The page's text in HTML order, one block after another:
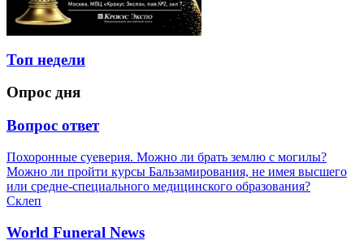
Топ недели
Опрос дня
Вопрос ответ
Похоронные суеверия. Можно ли брать землю с могилы?
Можно ли пройти курсы Бальзамирования, не имея высшего
или средне-специального медицинского образования?
Склеп
World Funeral News